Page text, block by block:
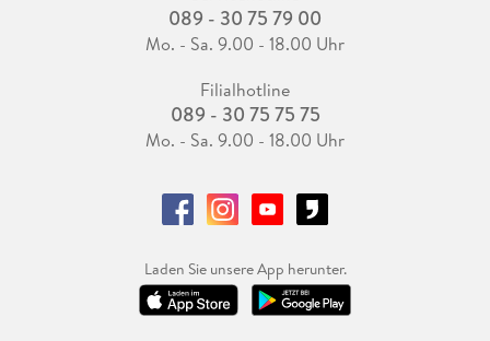
089 - 30 75 79 00
Mo. - Sa. 9.00 - 18.00 Uhr
Filialhotline
089 - 30 75 75 75
Mo. - Sa. 9.00 - 18.00 Uhr
Laden Sie unsere App herunter.